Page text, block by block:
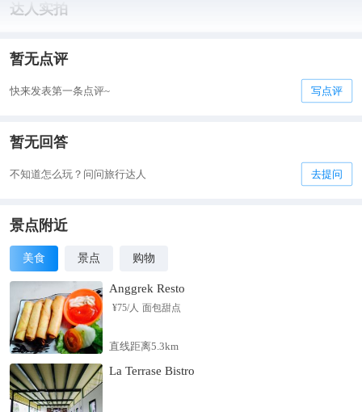
达人实拍
暂无点评
快来发表第一条点评~ 写点评
暂无回答
不知道怎么玩？问问旅行达人 去提问
景点附近
美食 景点 购物
Anggrek Resto
¥75/人 面包甜点
直线距离5.3km
La Terrase Bistro